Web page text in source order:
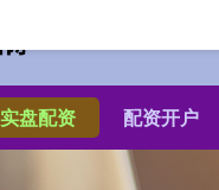
实盘配资 配资开户